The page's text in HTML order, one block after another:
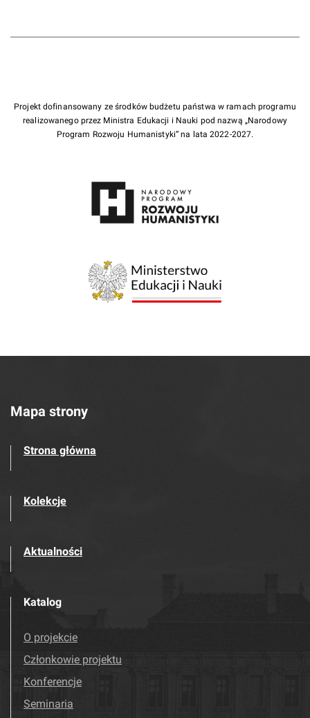
Projekt dofinansowany ze środków budżetu państwa w ramach programu
realizowanego przez Ministra Edukacji i Nauki pod nazwą „Narodowy
Program Rozwoju Humanistyki” na lata 2022-2027.
Mapa strony
Strona główna
Kolekcje
Aktualności
Katalog
O projekcie
Członkowie projektu
Konferencje
Seminaria